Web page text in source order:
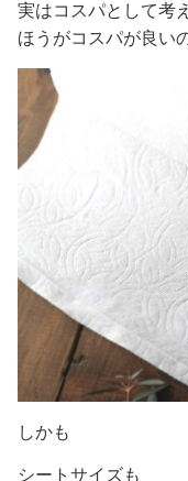
実はコスパとして考
ほうがコスパが良い
しかも
シートサイズも